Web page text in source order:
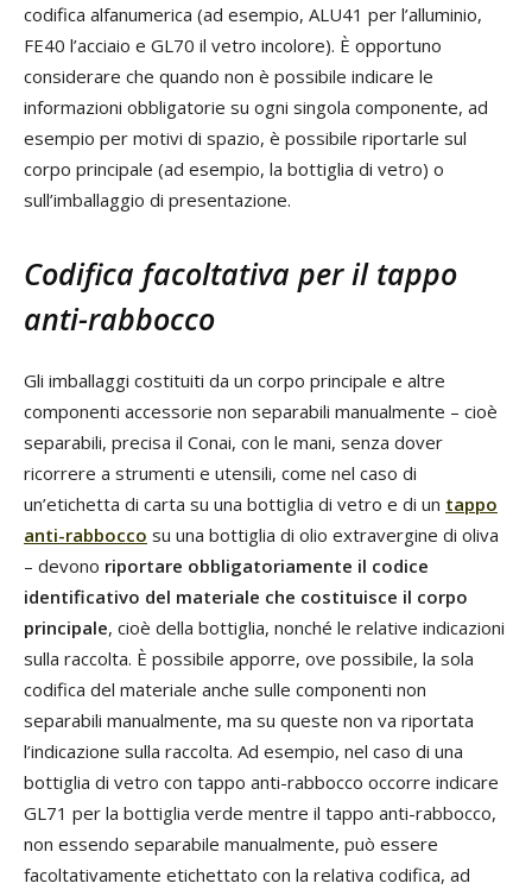
codifica alfanumerica (ad esempio, ALU41 per l’alluminio,
FE40 l’acciaio e GL70 il vetro incolore). È opportuno
considerare che quando non è possibile indicare le
informazioni obbligatorie su ogni singola componente, ad
esempio per motivi di spazio, è possibile riportarle sul
corpo principale (ad esempio, la bottiglia di vetro) o
sull’imballaggio di presentazione.
Codifica facoltativa per il tappo
anti-rabbocco
Gli imballaggi costituiti da un corpo principale e altre
componenti accessorie non separabili manualmente – cioè
separabili, precisa il Conai, con le mani, senza dover
ricorrere a strumenti e utensili, come nel caso di
un’etichetta di carta su una bottiglia di vetro e di un tappo
anti-rabbocco su una bottiglia di olio extravergine di oliva
– devono riportare obbligatoriamente il codice
identificativo del materiale che costituisce il corpo
principale, cioè della bottiglia, nonché le relative indicazioni
sulla raccolta. È possibile apporre, ove possibile, la sola
codifica del materiale anche sulle componenti non
separabili manualmente, ma su queste non va riportata
l’indicazione sulla raccolta. Ad esempio, nel caso di una
bottiglia di vetro con tappo anti-rabbocco occorre indicare
GL71 per la bottiglia verde mentre il tappo anti-rabbocco,
non essendo separabile manualmente, può essere
facoltativamente etichettato con la relativa codifica, ad